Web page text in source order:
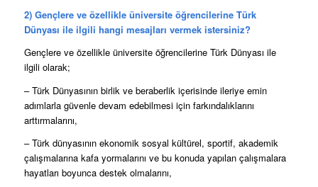
2) Gençlere ve özellikle üniversite öğrencilerine Türk
Dünyası ile ilgili hangi mesajları vermek istersiniz?
Gençlere ve özellikle üniversite öğrencilerine Türk Dünyası ile
ilgili olarak;
– Türk Dünyasının birlik ve beraberlik içerisinde ileriye emin
adımlarla güvenle devam edebilmesi için farkındalıklarını
arttırmalarını,
– Türk dünyasının ekonomik sosyal kültürel, sportif, akademik
çalışmalarına kafa yormalarını ve bu konuda yapılan çalışmalara
hayatları boyunca destek olmalarını,